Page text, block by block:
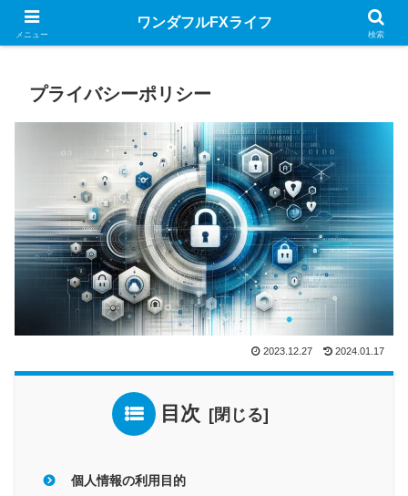
MQL言語のお役立ちサイト
プライバシーポリシー
2023.12.27 2024.01.17
目次
個人情報の利用目的
メニュー
ワンダフルFXライフ
検索